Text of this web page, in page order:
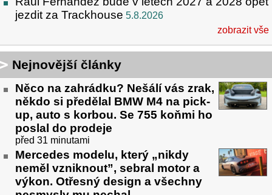
jezdit za Trackhouse 5.8.2026
zobrazit vše
Nejnovější články
Něco na zahrádku? Nešálí vás zrak,
někdo si předělal BMW M4 na pick-
up, auto s korbou. Se 755 koňmi ho
poslal do prodeje
před 31 minutami
Mercedes modelu, který „nikdy
neměl vzniknout”, sebral motor a
výkon. Otřesný design a všechny